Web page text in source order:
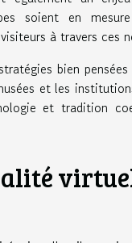
soient en
à travers ces
bien
et les
et tradition